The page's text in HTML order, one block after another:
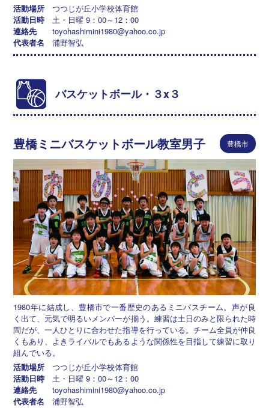
活動場所
つつじが丘小学校体育館
活動日時
土・日曜 9：00～12：00
連絡先
toyohashimini1980@yahoo.co.jp
代表者名
浦野智弘
バスケットボール・３x３
豊橋ミニバスケットボール教室男子 豊橋市
1980年に結成し、豊橋市で一番歴史のあるミニバスチーム。声が良
く出て、元気で明るいメンバーが揃う。練習は土日のみと限られた時
間だが、一人ひとりに合わせた指導を行っている。チーム全員が仲良
くもあり、よきライバルでもあるような関係性を目指して練習に取り
組んでいる。
活動場所
つつじが丘小学校体育館
活動日時
土・日曜 9：00～12：00
連絡先
toyohashimini1980@yahoo.co.jp
代表者名
浦野智弘